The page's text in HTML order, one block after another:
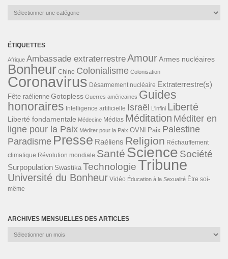
Catégories
ÉTIQUETTES
Afrique Ambassade extraterrestreAmourArmes nucléaires
Bonheur Chine Colonialisme Colonisation
Coronavirus Désarmement nucléaire Extraterrestre(s)
Fête raélienne Gotopless Guerres américaines Guides
honoraires Intelligence artificielle Israël L'infini Liberté
Liberté fondamentale Médecine Médias Méditation Méditer en
ligne pour la Paix Méditer pour la Paix OVNI Paix Palestine
Paradisme Presse Raéliens Religion Réchauffement
climatique Révolution mondiale Santé Science Société
Surpopulation Swastika TechnologieTribune
Université du Bonheur Vidéo Éducation à la Sexualité Être soi-
même
ARCHIVES MENSUELLES DES ARTICLES
Archives